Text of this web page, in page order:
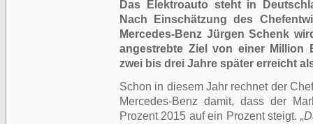
Das Elektroauto steht in
Nach Einschätzung des
Mercedes-Benz Jürgen Schenk
angestrebte Ziel von einer Million
zwei bis drei Jahre später erreicht
Schon in diesem Jahr rechnet der
Mercedes-Benz damit, dass der
Prozent 2015 auf ein Prozent steigt.